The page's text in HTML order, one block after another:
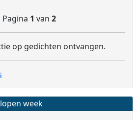
Pagina 1 van 2
op gedichten ontvangen.
week